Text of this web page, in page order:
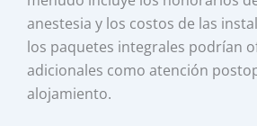
anestesia y los costos de las
los paquetes integrales podrían
adicionales como atención
alojamiento.